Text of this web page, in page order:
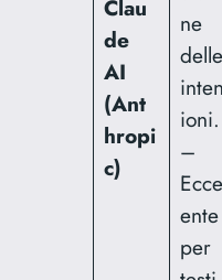
Clau
de
AI
(Ant
hropi
c)
ne
delle
ioni.
–
ente
per